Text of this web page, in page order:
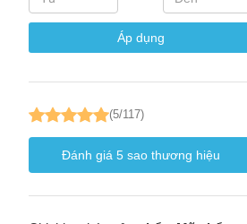
Áp dụng
(5/117)
Đánh giá 5sao thương hiệu